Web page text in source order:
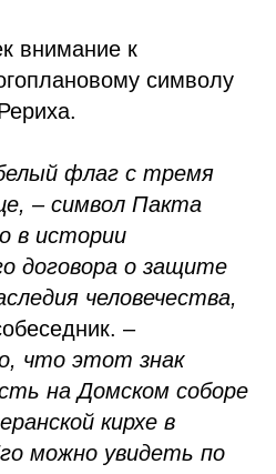
внимание к
символу
флаг с тремя
– символ Пакта
в истории
договора о защите
человечества,
–
что этот знак
на Домском соборе
кирхе в
можно увидеть по